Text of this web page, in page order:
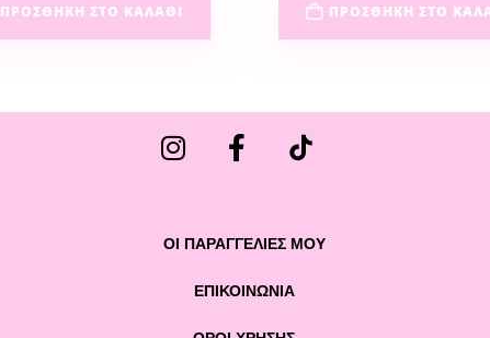
ΠΡΟΣΘΉΚΗ ΣΤΟ ΚΑΛΆΘΙ ΠΡΟΣΘΉΚΗ ΣΤΟ
ΟΙ ΠΑΡΑΓΓΕΛΙΕΣ ΜΟΥ
ΕΠΙΚΟΙΝΩΝΊΑ